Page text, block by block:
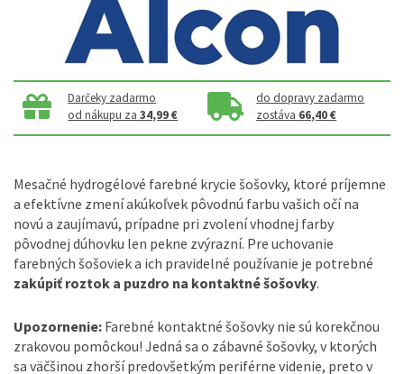
Darčeky zadarmo
od nákupu za34,99 €
do dopravy zadarmo
zostáva 66,40 €
Mesačné hydrogélové farebné krycie šošovky, ktoré príjemne
a efektívne zmení akúkoľvek pôvodnú farbu vašich očí na
novú a zaujímavú, prípadne pri zvolení vhodnej farby
pôvodnej dúhovku len pekne zvýrazní. Pre uchovanie
farebných šošoviek a ich pravidelné používanie je potrebné
zakúpiť roztok a puzdro na kontaktné šošovky.
Upozornenie: Farebné kontaktné šošovky nie sú korekčnou
zrakovou pomôckou! Jedná sa o zábavné šošovky, v ktorých
sa väčšinou zhorší predovšetkým periférne videnie, preto v